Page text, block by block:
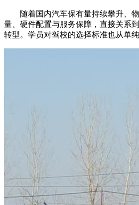
随着国内汽车保有量持续攀升、物
量、硬件配置与服务保障，直接关系
转型。学员对驾校的选择标准也从单